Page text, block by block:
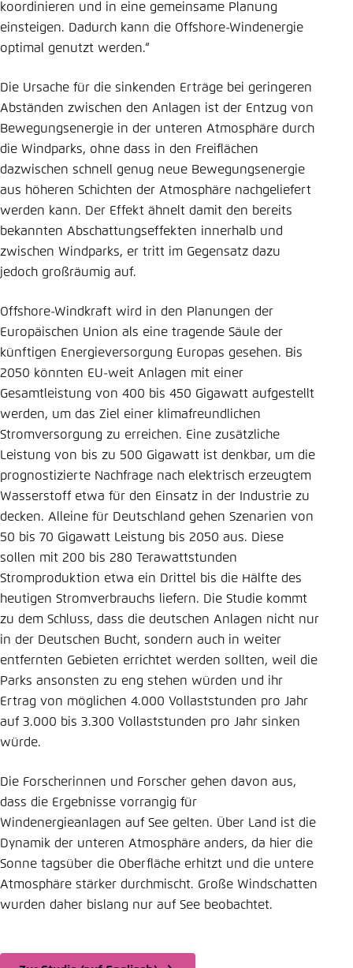
koordinieren und in eine gemeinsame Planung
einsteigen. Dadurch kann die Offshore-Windenergie
optimal genutzt werden.“
Die Ursache für die sinkenden Erträge bei geringeren
Abständen zwischen den Anlagen ist der Entzug von
Bewegungsenergie in der unteren Atmosphäre durch
die Windparks, ohne dass in den Freiflächen
dazwischen schnell genug neue Bewegungsenergie
aus höheren Schichten der Atmosphäre nachgeliefert
werden kann. Der Effekt ähnelt damit den bereits
bekannten Abschattungseffekten innerhalb und
zwischen Windparks, er tritt im Gegensatz dazu
jedoch großräumig auf.
Offshore-Windkraft wird in den Planungen der
Europäischen Union als eine tragende Säule der
künftigen Energieversorgung Europas gesehen. Bis
2050 könnten EU-weit Anlagen mit einer
Gesamtleistung von 400 bis 450 Gigawatt aufgestellt
werden, um das Ziel einer klimafreundlichen
Stromversorgung zu erreichen. Eine zusätzliche
Leistung von bis zu 500 Gigawatt ist denkbar, um die
prognostizierte Nachfrage nach elektrisch erzeugtem
Wasserstoff etwa für den Einsatz in der Industrie zu
decken. Alleine für Deutschland gehen Szenarien von
50 bis 70 Gigawatt Leistung bis 2050 aus. Diese
sollen mit 200 bis 280 Terawattstunden
Stromproduktion etwa ein Drittel bis die Hälfte des
heutigen Stromverbrauchs liefern. Die Studie kommt
zu dem Schluss, dass die deutschen Anlagen nicht nur
in der Deutschen Bucht, sondern auch in weiter
entfernten Gebieten errichtet werden sollten, weil die
Parks ansonsten zu eng stehen würden und ihr
Ertrag von möglichen 4.000 Vollaststunden pro Jahr
auf 3.000 bis 3.300 Vollaststunden pro Jahr sinken
würde.
Die Forscherinnen und Forscher gehen davon aus,
dass die Ergebnisse vorrangig für
Windenergieanlagen auf See gelten. Über Land ist die
Dynamik der unteren Atmosphäre anders, da hier die
Sonne tagsüber die Oberfläche erhitzt und die untere
Atmosphäre stärker durchmischt. Große Windschatten
wurden daher bislang nur auf See beobachtet.